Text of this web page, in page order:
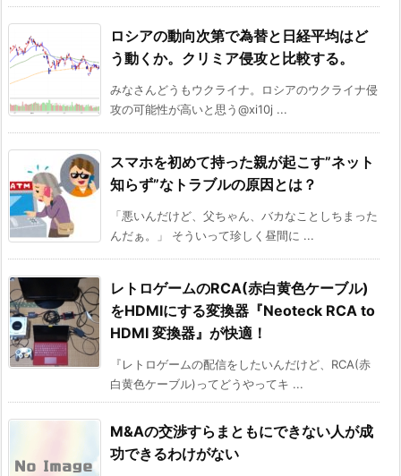
ロシアの動向次第で為替と日経平均はど
う動くか。クリミア侵攻と比較する。
みなさんどうもウクライナ。ロシアのウクライナ侵
攻の可能性が高いと思う@xi10j ...
スマホを初めて持った親が起こす”ネット
知らず”なトラブルの原因とは？
「悪いんだけど、父ちゃん、バカなことしちまった
んだぁ。」 そういって珍しく昼間に ...
レトロゲームのRCA(赤白黄色ケーブル)
をHDMIにする変換器『Neoteck RCA to
HDMI 変換器』が快適！
『レトロゲームの配信をしたいんだけど、RCA(赤
白黄色ケーブル)ってどうやってキ ...
M&Aの交渉すらまともにできない人が成
功できるわけがない